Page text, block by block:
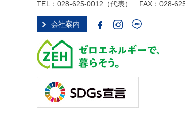
TEL： 028-625-0012 （代表） FAX：028-
会社案内